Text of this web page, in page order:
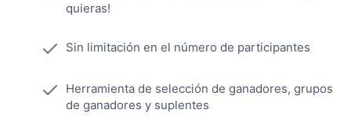
quieras!
Sin limitación en el número de participantes
Herramienta de selección de ganadores, grupos
de ganadores y suplentes